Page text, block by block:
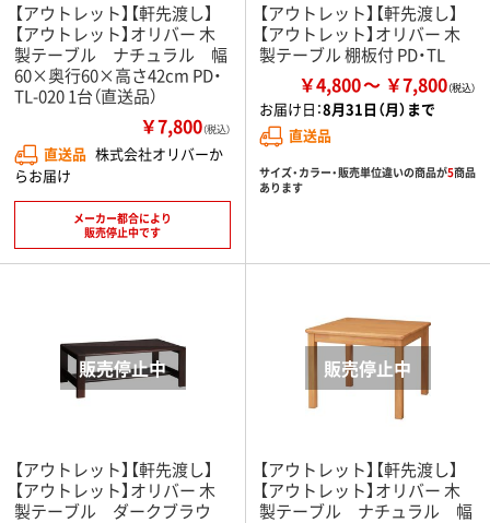
【アウトレット】【軒先渡し】
【アウトレット】オリバー 木
製テーブル ナチュラル 幅
60×奥行60×高さ42cm PD・
TL-020 1台（直送品）
￥7,800（税込）
直送品 株式会社オリバーか
らお届け
メーカー都合により
販売停止中です
【アウトレット】【軒先渡し】
【アウトレット】オリバー 木
製テーブル 棚板付 PD・TL
￥4,800 ￥7,800
お届け日：8月31日（月）まで
直送品
サイズ・カラー・販売単位違いの商品が5商品
あります
【アウトレット】【軒先渡し】
【アウトレット】オリバー 木
製テーブル ダークブラウ
【アウトレット】【軒先渡し】
【アウトレット】オリバー 木
製テーブル ナチュラル 幅